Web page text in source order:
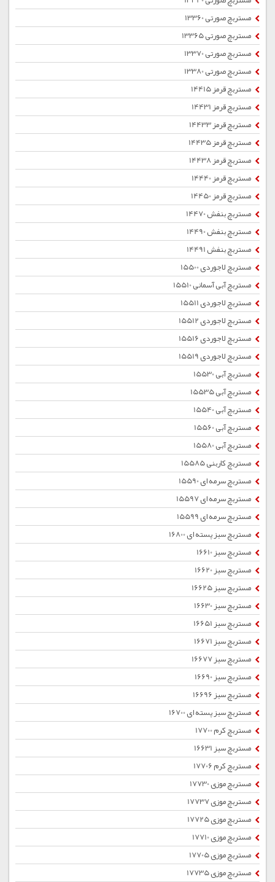
مستربچ صورتی 13360
مستربچ صورتی 13365
مستربچ صورتی 13370
مستربچ صورتی 13380
مستربچ قرمز 14415
مستربچ قرمز 14431
مستربچ قرمز 14433
مستربچ قرمز 14435
مستربچ قرمز 14438
مستربچ قرمز 14440
مستربچ قرمز 14450
مستربچ بنفش 14470
مستربچ بنفش 14490
مستربچ بنفش 14491
مستربچ لاجوردی 15500
مستربچ آبی آسمانی 15510
مستربچ لاجوردی 15511
مستربچ لاجوردی 15512
مستربچ لاجوردی 15516
مستربچ لاجوردی 15519
مستربچ آبی 15530
مستربچ آبی 15535
مستربچ آبی 15540
مستربچ آبی 15560
مستربچ آبی 15580
مستربچ کاربنی 15585
مستربچ سرمه ای 15590
مستربچ سرمه ای 15597
مستربچ سرمه ای 15599
مستربچ سبز پسته ای 16800
مستربچ سبز 16610
مستربچ سبز 16620
مستربچ سبز 16625
مستربچ سبز 16630
مستربچ سبز 16651
مستربچ سبز 16671
مستربچ سبز 16677
مستربچ سبز 16690
مستربچ سبز 16696
مستربچ سبز پسته ای 16700
مستربچ کرم 17700
مستربچ سبز 16631
مستربچ کرم 17706
مستربچ موزی 17730
مستربچ موزی 17737
مستربچ موزی 17725
مستربچ موزی 17710
مستربچ موزی 17705
مستربچ موزی 17735